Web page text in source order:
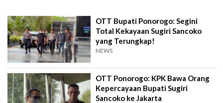
OTT Bupati Ponorogo: Segini
Total Kekayaan Sugiri Sancoko
yang Terungkap!
NEWS
OTT Ponorogo: KPK Bawa Orang
Kepercayaan Bupati Sugiri
Sancoko ke Jakarta